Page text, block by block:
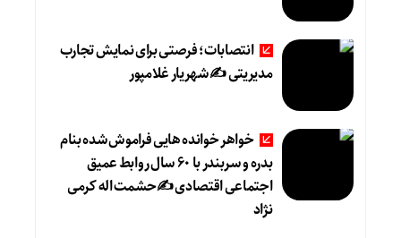
انتصابات؛ فرصتی برای نمایش تجارب
مدیریتی ✍ شهریار غلامپور
خواهر خوانده هایی فراموش شده بنام
بدره و سربندر با ۶۰ سال روابط عمیق
اجتماعی اقتصادی ✍حشمت اله کرمی
نژاد